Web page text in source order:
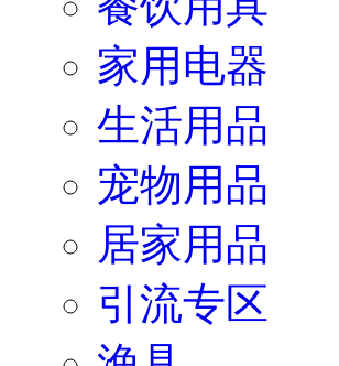
家用电器
生活用品
宠物用品
居家用品
引流专区
渔具